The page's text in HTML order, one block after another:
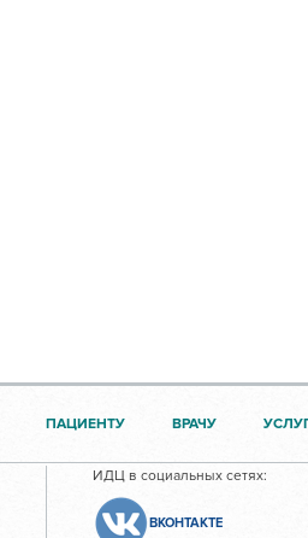
ПАЦИЕНТУ ВРАЧУ
ИДЦ в социальных сетях:
ВКОНТАКТЕ